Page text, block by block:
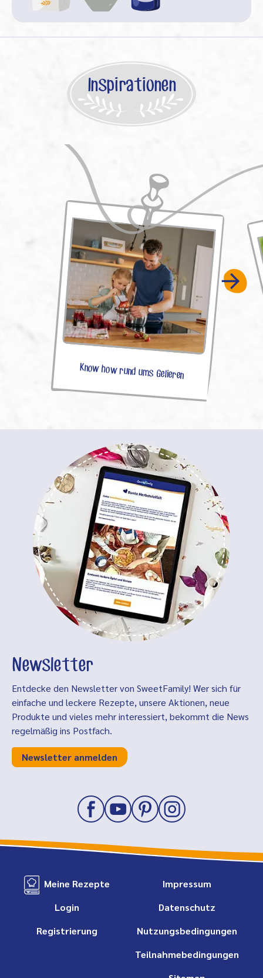
Inspirationen
Know how rund ums Gelieren
Newsletter
Entdecke den Newsletter von SweetFamily! Wer sich für
einfache und leckere Rezepte, unsere Aktionen, neue
Produkte und vieles mehr interessiert, bekommt die News
regelmäßig ins Postfach.
Newsletter anmelden
Meine Rezepte
Login
Registrierung
Impressum
Datenschutz
Nutzungsbedingungen
Teilnahmebedingungen